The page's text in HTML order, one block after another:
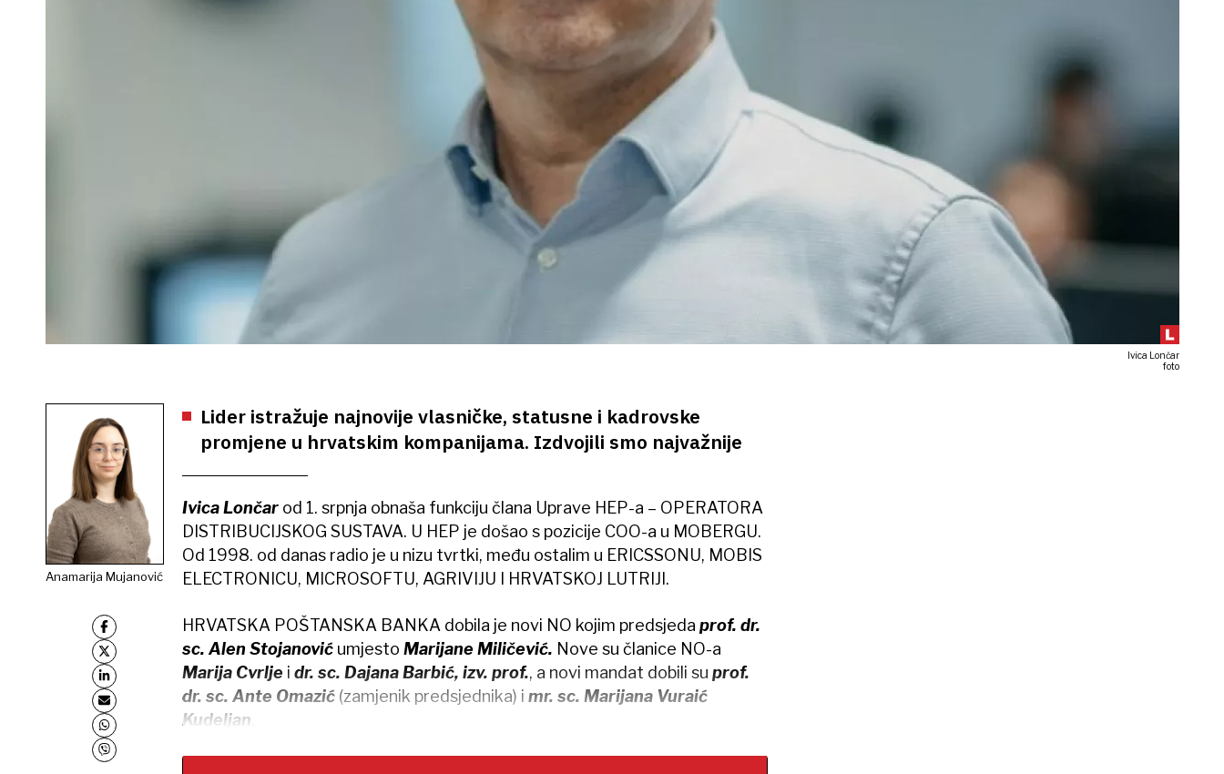
Ivica Lončar
foto
Anamarija Mujanović
Lider istražuje najnovije vlasničke, statusne i kadrovske
promjene u hrvatskim kompanijama. Izdvojili smo najvažnije
Ivica Lončar od 1. srpnja obnaša funkciju člana Uprave HEP-a – OPERATORA
DISTRIBUCIJSKOG SUSTAVA. U HEP je došao s pozicije COO-a u MOBERGU.
Od 1998. od danas radio je u nizu tvrtki, među ostalim u ERICSSONU, MOBIS
ELECTRONICU, MICROSOFTU, AGRIVIJU I HRVATSKOJ LUTRIJI.
HRVATSKA POŠTANSKA BANKA dobila je novi NO kojim predsjeda prof. dr.
sc. Alen Stojanovićumjesto Marijane Miličević. Nove su članice NO-a
Marija Cvrlje i dr. sc. Dajana Barbić, izv. prof., a novi mandat dobili su prof.
dr. sc. Ante Omazić(zamjenik predsjednika) i mr. sc. Marijana Vuraić
Kudeljan